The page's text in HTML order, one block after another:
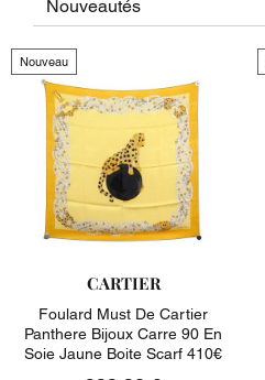
Nouveau
CARTIER
Foulard Must De Cartier
Panthere Bijoux Carre 90 En
Soie Jaune Boite Scarf 410€